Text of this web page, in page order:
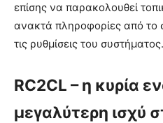
επίσης να παρακολουθεί
ανακτά πληροφορίες από το
τις ρυθμίσεις του συστήματος.
RC2CL – η κυρία
μεγαλύτερη ισχύ